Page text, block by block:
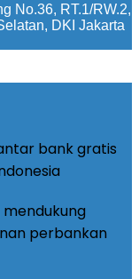
No.36, RT.1/RW.2,
DKI Jakarta